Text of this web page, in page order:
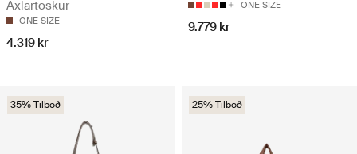
Axlartöskur
ONE SIZE
4.319 kr
ONE SIZE
9.779 kr
35% Tilboð 25% Tilboð